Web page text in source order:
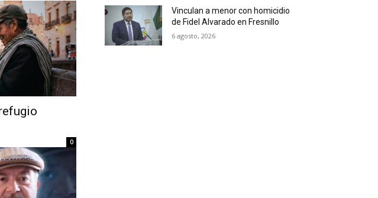
0
Vinculan a menor con homicidio
de Fidel Alvarado en Fresnillo
6 agosto, 2026